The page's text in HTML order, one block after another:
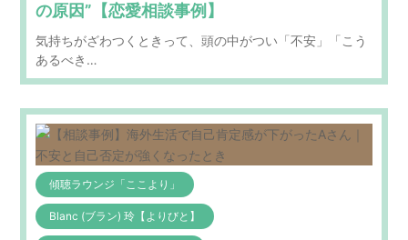
の原因”【恋愛相談事例】
気持ちがざわつくときって、頭の中がつい「不安」「こう
あるべき…
傾聴ラウンジ「ここより」
Blanc (ブラン) 玲【よりびと】